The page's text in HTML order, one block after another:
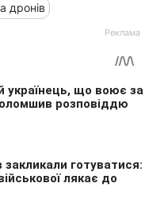
дронів